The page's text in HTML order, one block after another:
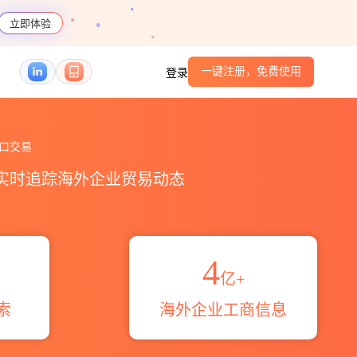
立即体验
登录 一键注册，免费使用
交易
时追踪海外企业贸易动态
4亿+
海外企业工商信息